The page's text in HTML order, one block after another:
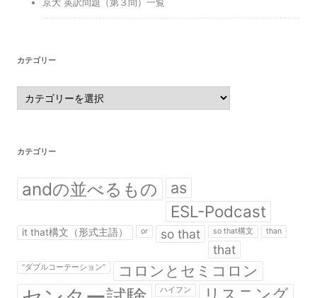
カテゴリー
カ
テ
ゴ
カテゴリー
andの並べるもの as
ESL-Podcast
it that構文（形式主語） or so that so that構文 than
that
“ダブルコーテーション” コロンとセミコロン
ハイフン